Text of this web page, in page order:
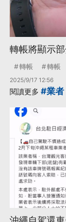
轉帳將顯示
轉帳 轉帳
2025/9/17 12:56
閱讀更多 #業者